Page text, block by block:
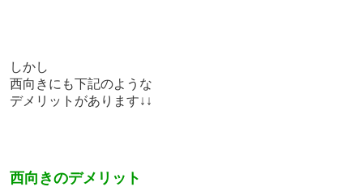
しかし
西向きにも下記のような
デメリットがあります↓↓
西向きのデメリット